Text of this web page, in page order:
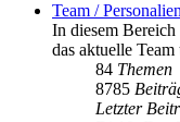
Team /
In diesem
das aktuelle
84 Themen
8785
Letzter